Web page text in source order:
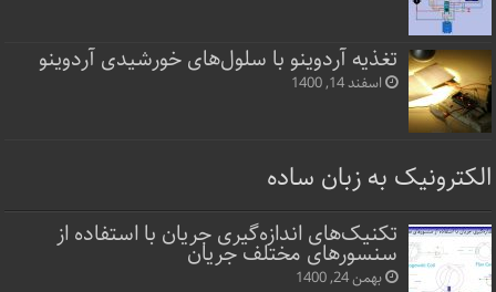
تغذیه آردوینو با سلول‌های خورشیدی آردوینو
اسفند 14, 1400
الکترونیک به زبان ساده
تکنیک‌های اندازه‌گیری جریان با استفاده از
سنسورهای مختلف جریان
بهمن 24, 1400